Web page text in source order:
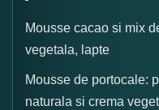
Mousse cacao si mix
vegetala, lapte
Mousse de portocale:
naturala si crema